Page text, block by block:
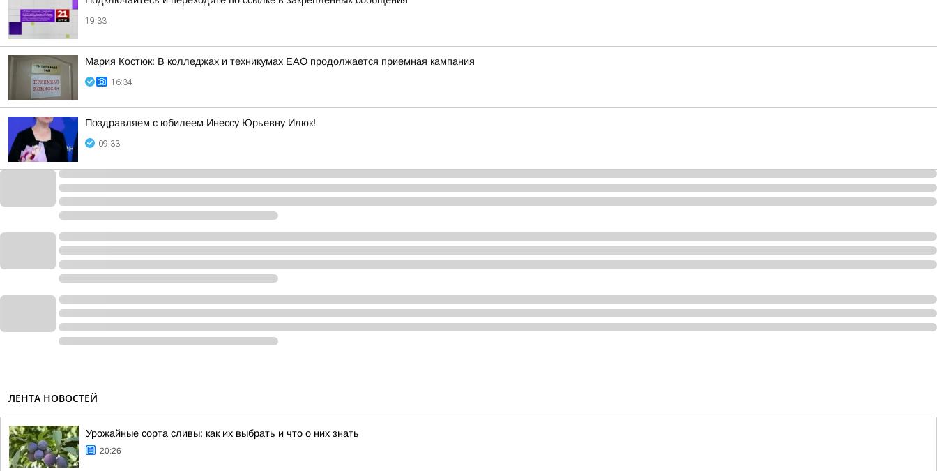
19:33
Мария Костюк: В колледжах и техникумах ЕАО продолжается приемная кампания
16:34
Поздравляем с юбилеем Инессу Юрьевну Илюк!
09:33
ЛЕНТА НОВОСТЕЙ
Урожайные сорта сливы: как их выбрать и что о них знать
20:26